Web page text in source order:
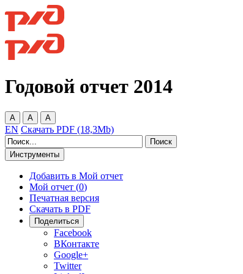
Годовой отчет 2014
A A A
EN Скачать PDF (18,3Mb)
Инструменты
Добавить в Мой отчет
Мой отчет (0)
Печатная версия
Скачать в PDF
Поделиться
Facebook
ВКонтакте
Google+
Twitter